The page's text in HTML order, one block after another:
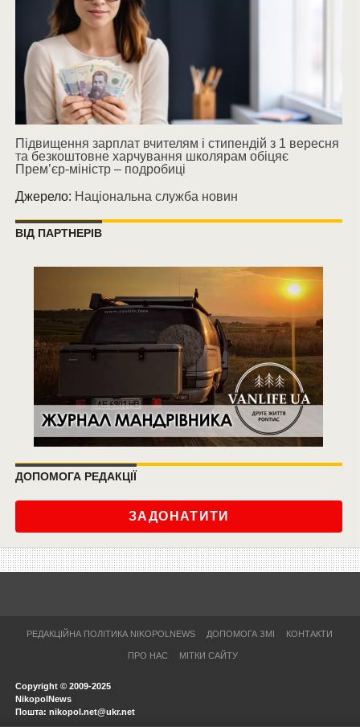
Підвищення зарплат вчителям і стипендій з 1 вересня
та безкоштовне харчування школярам обіцяє
Прем’єр-міністр – подробиці
Джерело: Національна служба новин
ВІД ПАРТНЕРІВ
ДОПОМОГА РЕДАКЦІЇ
ЗАДОНАТИТИ
РЕДАКЦІЙНА ПОЛІТИКА NIKOPOLNEWS ДОПОМОГА ЗМІ КОНТАКТИ
ПРО НАС МІТКИ САЙТУ
Copyright © 2009-2025
NikopolNews
Пошта: nikopol.net@ukr.net